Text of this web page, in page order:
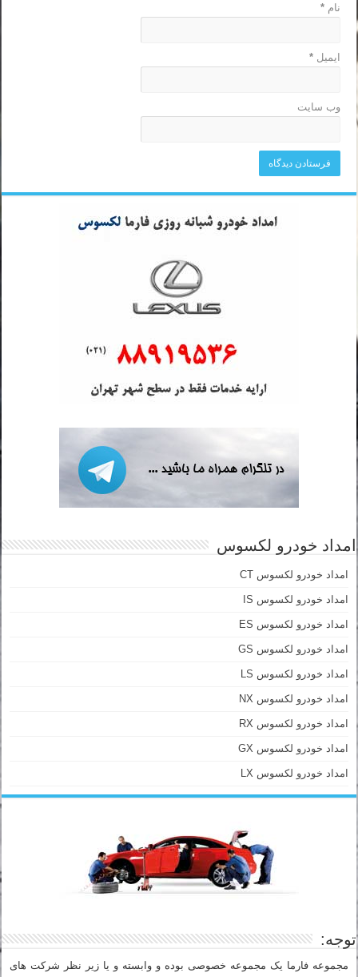
نام*
ایمیل*
وب‌ سایت
امداد خودرو لکسوس
امداد خودرو لکسوس CT
امداد خودرو لکسوس IS
امداد خودرو لکسوس ES
امداد خودرو لکسوس GS
امداد خودرو لکسوس LS
امداد خودرو لکسوس NX
امداد خودرو لکسوس RX
امداد خودرو لکسوس GX
امداد خودرو لکسوس LX
توجه:
مجموعه فارما یک مجموعه خصوصی بوده و وابسته و یا زیر نظر شرکت های